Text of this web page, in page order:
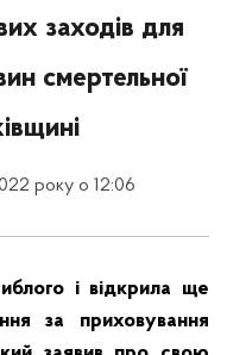
заходів для
смертельної
року о 12:06
і відкрила ще
за приховування